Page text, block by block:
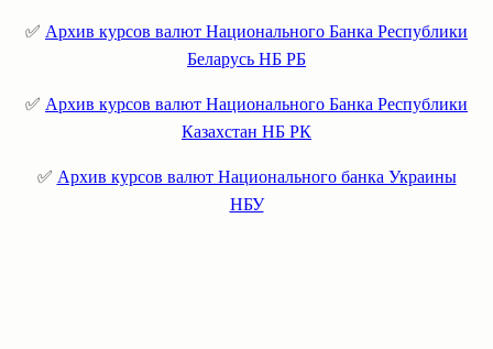
✅ Архив курсов валют Национального Банка Республики
Беларусь НБ РБ
✅ Архив курсов валют Национального Банка Республики
Казахстан НБ РК
✅ Архив курсов валют Национального банка Украины
НБУ